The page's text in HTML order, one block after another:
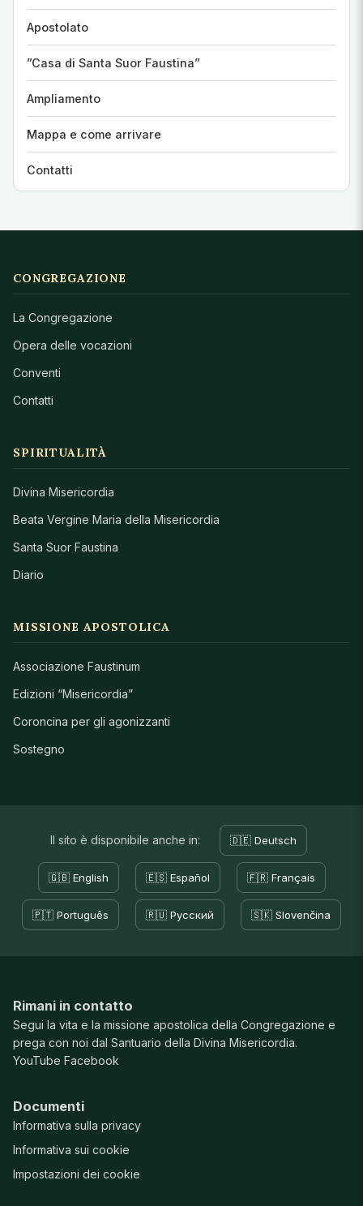
Apostolato
”Casa di Santa Suor Faustina”
Ampliamento
Mappa e come arrivare
Contatti
CONGREGAZIONE
La Congregazione
Opera delle vocazioni
Conventi
Contatti
SPIRITUALITÀ
Divina Misericordia
Beata Vergine Maria della Misericordia
Santa Suor Faustina
Diario
MISSIONE APOSTOLICA
Associazione Faustinum
Edizioni “Misericordia”
Coroncina per gli agonizzanti
Sostegno
Il sito è disponibile anche in: 🇩🇪 Deutsch
🇬🇧 English 🇪🇸 Español 🇫🇷 Français
🇵🇹 Português 🇷🇺 Русский 🇸🇰 Slovenčina
Rimani in contatto
Segui la vita e la missione apostolica della Congregazione e
prega con noi dal Santuario della Divina Misericordia.
YouTube Facebook
Documenti
Informativa sulla privacy
Informativa sui cookie
Impostazioni dei cookie